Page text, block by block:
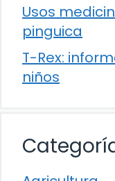
Usos
pinguica
T-Rex:
niños